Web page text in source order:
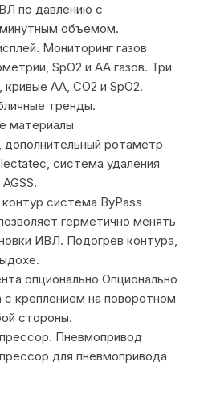
по давлению с
объемом.
Мониторинг газов
SpO2 и АА газов. Три
кривые АА, СО2 и SpO2.
тренды.
материалы
дополнительный ротаметр
система удаления
cистема ByPass
герметично менять
ИВЛ. Подогрев контура,
опционально Опционально
с креплением на поворотном
стороны.
Пневмопривод
для пневмопривода